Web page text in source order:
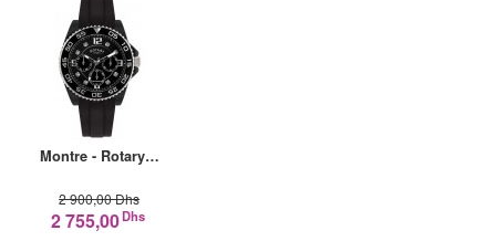
Montre - Rotary…
2 900,00 Dhs
2 755,00Dhs